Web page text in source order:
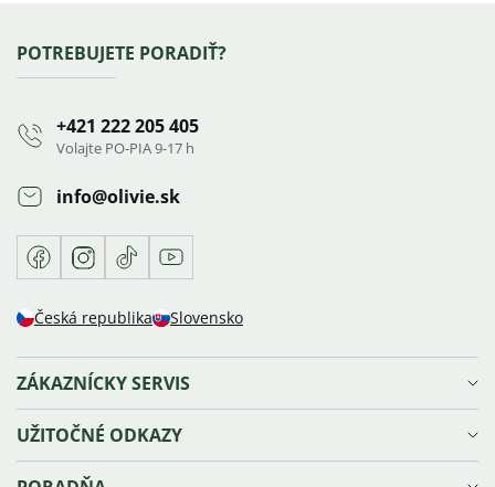
Zápätie
POTREBUJETE PORADIŤ?
+421 222 205 405
Volajte PO-PIA 9-17 h
info@olivie.sk
FacebookInstagram
TikTokYoutube
Česká republika Slovensko
ZÁKAZNÍCKY SERVIS
Doprava a platba
Reklamácie, výmena a vrátenie tovaru
UŽITOČNÉ ODKAZY
Vernostný program Olivie⁺